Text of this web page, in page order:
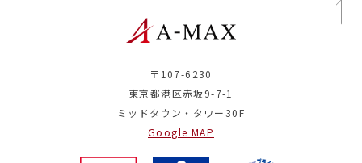
〒107-6230
東京都港区赤坂9-7-1
ミッドタウン・タワー30F
Google MAP